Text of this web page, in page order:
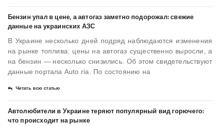
Бензин упал в цене, а автогаз заметно подорожал: свежие
данные на украинских АЗС
В Украине несколько дней подряд наблюдаются изменения
на рынке топлива: цены на автогаз существенно выросли, а
на бензин — несколько снизились. Об этом свидетельствуют
данные портала Аuto.ria. По состоянию на
Читать всю статью
Автолюбители в Украине теряют популярный вид горючего:
что происходит на рынке